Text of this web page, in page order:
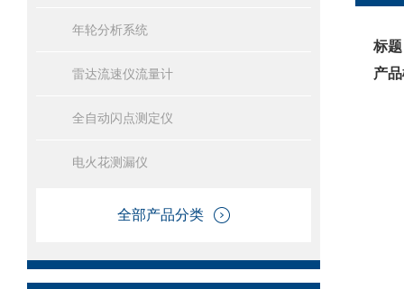
年轮分析系统
雷达流速仪流量计
全自动闪点测定仪
电火花测漏仪
全部产品分类
标
产